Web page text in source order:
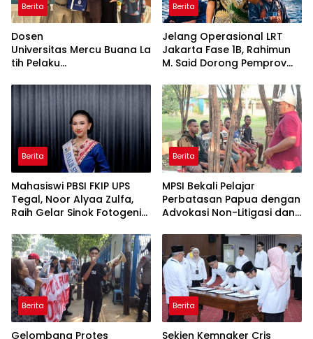
Berita
Dosen
Universitas Mercu Buana La
tih Pelaku
Lewat Kemasan
Berita
Jelang Operasional LRT
Jakarta Fase 1B, Rahimun
M. Said Dorong Pemprov
Economic Corridor
Initiative
Berita
Mahasiswi PBSI FKIP UPS
Tegal, Noor Alyaa Zulfa,
Raih Gelar Sinok Fotogenik
Berita
MPSI Bekali Pelajar
Perbatasan Papua dengan
Advokasi Non-Litigasi dan
Berita
Gelombang Protes
Berita
Sekjen Kemnaker Cris